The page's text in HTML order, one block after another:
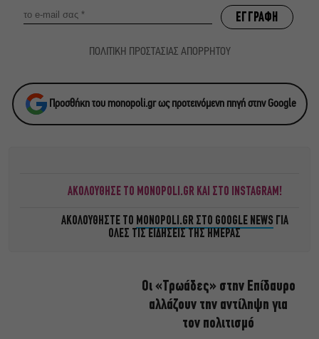
ΠΟΛΙΤΙΚΗ ΠΡΟΣΤΑΣΙΑΣ ΑΠΟΡΡΗΤΟΥ
Προσθήκη του monopoli.gr ως προτεινόμενη πηγή στην Google
ΑΚΟΛΟΥΘΗΣΕ ΤΟ MONOPOLI.GR ΚΑΙ ΣΤΟ INSTAGRAM!
ΑΚΟΛΟΥΘΗΣΤΕ ΤΟ MONOPOLI.GR ΣΤΟ GOOGLE NEWS ΓΙΑ
ΟΛΕΣ ΤΙΣ ΕΙΔΗΣΕΙΣ ΤΗΣ ΗΜΕΡΑΣ
Οι «Τρωάδες» στην Επίδαυρο
αλλάζουν την αντίληψη για
τον πολιτισμό